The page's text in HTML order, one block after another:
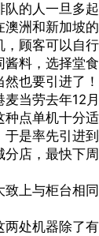
队的人一旦多
澳洲和新加坡
，顾客可以自
酱料，选择堂
也要引进了！
麦当劳去年12
种点单机十分
于是率先引进
分店，最快下
致上与柜台相
两处机器除了